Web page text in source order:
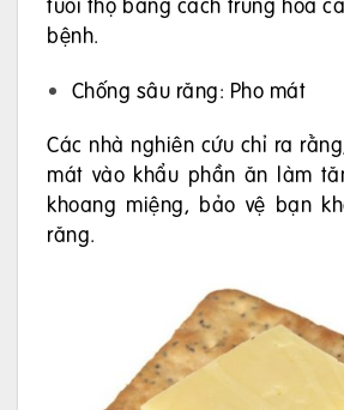
bệnh.
Chống sâu răng: Pho mát
Các nhà nghiên cứu chỉ ra
mát vào khẩu phần ăn làm
khoang miệng, bảo vệ bạn
răng.